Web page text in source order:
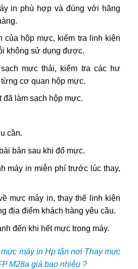
in phù hợp và đúng với hãng
của hộp mực, kiểm tra linh kiện
không sử dụng được.
mực thải, kiểm tra các hư
cơ quan hộp mực.
đã làm sạch hộp mực.
cần.
bản sau khi đổ mực.
máy in miễn phí trước lúc thay,
mực máy in, thay thế linh kiện
địa điểm khách hàng yêu cầu.
đến khi hết mực trong máy.
máy in Hp tận nơi Thay mực
M28a giá bao nhiêu ?